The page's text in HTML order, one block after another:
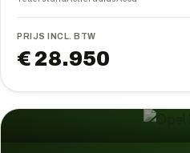
PRIJS INCL. BTW
€ 28.950